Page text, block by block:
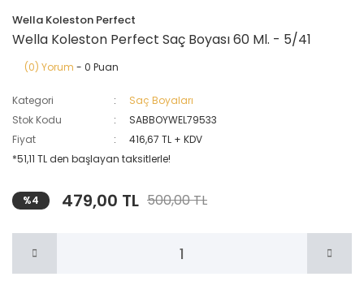
Wella Koleston Perfect
Wella Koleston Perfect Saç Boyası 60 Ml. - 5/41
(0) Yorum - 0 Puan
Kategori
Saç Boyaları
Stok Kodu
SABBOYWEL79533
Fiyat
416,67 TL + KDV
*51,11 TL den başlayan taksitlerle!
%4 479,00 TL 500,00 TL